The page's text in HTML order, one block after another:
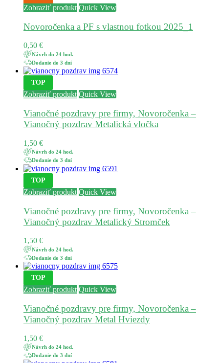
Zobraziť produkt Quick View
Novoročenka a PF s vlastnou fotkou 2025_1
0,50 €
Návrh do 24 hod.
Dodanie do 3 dní
TOP
Zobraziť produkt Quick View
Vianočné pozdravy pre firmy, Novoročenka –
Vianočný pozdrav Metalická vločka
1,50 €
Návrh do 24 hod.
Dodanie do 3 dní
TOP
Zobraziť produkt Quick View
Vianočné pozdravy pre firmy, Novoročenka –
Vianočný pozdrav Metalický Stromček
1,50 €
Návrh do 24 hod.
Dodanie do 3 dní
TOP
Zobraziť produkt Quick View
Vianočné pozdravy pre firmy, Novoročenka –
Vianočný pozdrav Metal Hviezdy
1,50 €
Návrh do 24 hod.
Dodanie do 3 dní